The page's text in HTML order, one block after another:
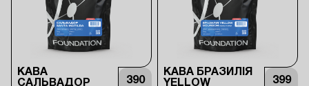
КАВА
САЛЬВАДОР
390
КАВА БРАЗИЛІЯ
YELLOW
399